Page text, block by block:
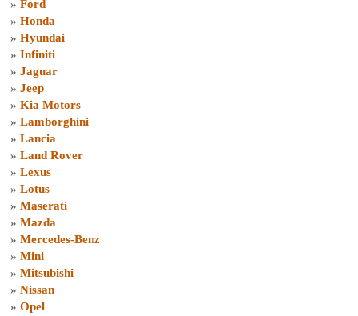
» Ford
» Honda
» Hyundai
» Infiniti
» Jaguar
» Jeep
» Kia Motors
» Lamborghini
» Lancia
» Land Rover
» Lexus
» Lotus
» Maserati
» Mazda
» Mercedes-Benz
» Mini
» Mitsubishi
» Nissan
» Opel